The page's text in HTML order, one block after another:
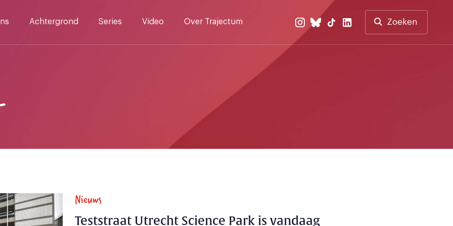
Achtergrond Series Video Over Trajectum Zoeken
Nieuws
Teststraat Utrecht Science Park is vandaag